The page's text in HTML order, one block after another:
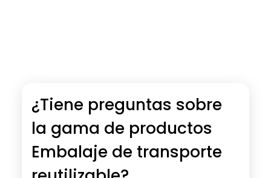
¿Tiene preguntas sobre
la gama de productos
Embalaje de transporte